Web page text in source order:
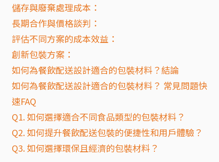
儲存與廢棄處理成本：
長期合作與價格談判：
評估不同方案的成本效益：
創新包裝方案：
如何為餐飲配送設計適合的包裝材料？結論
如何為餐飲配送設計適合的包裝材料？ 常見問題快
速FAQ
Q1. 如何選擇適合不同食品類型的包裝材料？
Q2. 如何提升餐飲配送包裝的便捷性和用戶體驗？
Q3. 如何選擇環保且經濟的包裝材料？